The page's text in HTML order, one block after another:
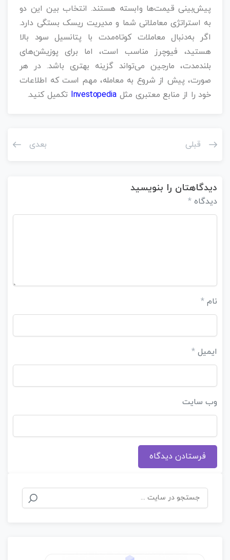
پیش‌بینی قیمت‌ها وابسته هستند. انتخاب بین این دو
به استراتژی معاملاتی شما و مدیریت ریسک بستگی دارد.
اگر به‌دنبال معاملات کوتاه‌مدت با پتانسیل سود بالا
هستید، فیوچرز مناسب است، اما برای پوزیشن‌های
بلندمدت، مارجین می‌تواند گزینه بهتری باشد. در هر
صورت، پیش از شروع به معامله، مهم است که اطلاعات
خود را از منابع معتبری مثلInvestopedia تکمیل کنید.
قبلی بعدی
دیدگاهتان را بنویسید
دیدگاه *
نام *
ایمیل *
وب‌ سایت